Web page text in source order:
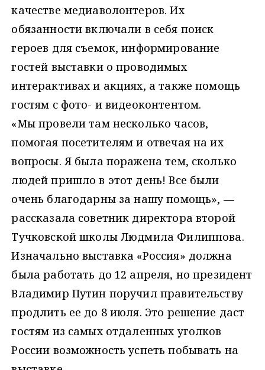
качестве медиаволонтеров. Их
обязанности включали в себя поиск
героев для съемок, информирование
гостей выставки о проводимых
интерактивах и акциях, а также помощь
гостям с фото- и видеоконтентом.
«Мы провели там несколько часов,
помогая посетителям и отвечая на их
вопросы. Я была поражена тем, сколько
людей пришло в этот день! Все были
очень благодарны за нашу помощь», —
рассказала советник директора второй
Тучковской школы Людмила Филиппова.
Изначально выставка «Россия» должна
была работать до 12 апреля, но президент
Владимир Путин поручил правительству
продлить ее до 8 июля. Это решение даст
гостям из самых отдаленных уголков
России возможность успеть побывать на